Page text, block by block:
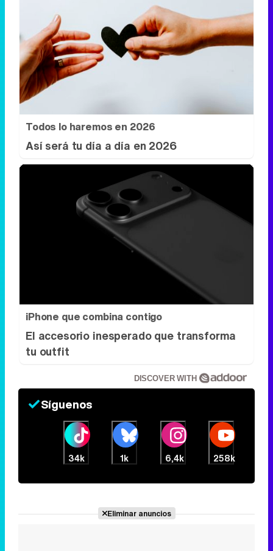
Todos lo haremos en 2026
Así será tu día a día en 2026
iPhone que combina contigo
El accesorio inesperado que transforma
tu outfit
DISCOVER WITH
Síguenos
34k 1k 6,4k 258k
Eliminar anuncios